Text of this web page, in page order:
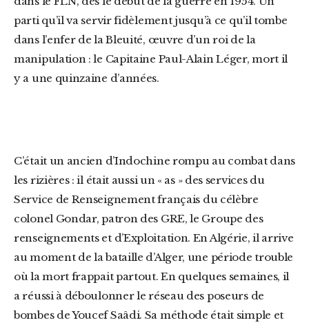
parti qu’il va servir fidèlement jusqu’à ce qu’il tombe
dans l’enfer de la Bleuité, œuvre d’un roi de la
manipulation : le Capitaine Paul-Alain Léger, mort il
y a une quinzaine d’années.
C’était un ancien d’Indochine rompu au combat dans
les rizières : il était aussi un « as » des services du
Service de Renseignement français du célèbre
colonel Gondar, patron des GRE, le Groupe des
renseignements et d’Exploitation. En Algérie, il arrive
au moment de la bataille d’Alger, une période trouble
où la mort frappait partout. En quelques semaines, il
a réussi à déboulonner le réseau des poseurs de
bombes de Youcef Saâdi. Sa méthode était simple et